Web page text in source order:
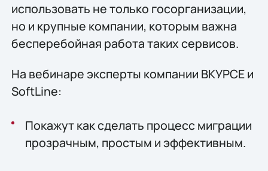
использовать не только госорганизации,
но и крупные компании, которым важна
бесперебойная работа таких сервисов.
На вебинаре эксперты компании ВКУРСЕ и
SoftLine:
Покажут как сделать процесс миграции
прозрачным, простым и эффективным.